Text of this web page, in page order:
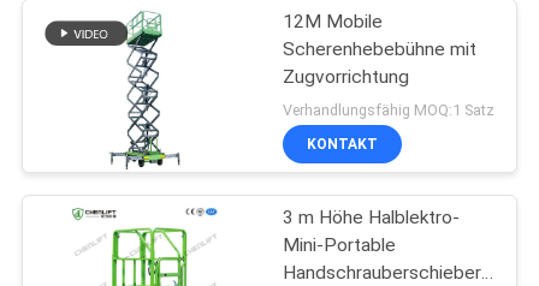
12M Mobile
Scherenhebebühne mit
Zugvorrichtung
Verhandlungsfähig MOQ:1 Satz
KONTAKT
3 m Höhe Halblektro-
Mini-Portable
Handschrauberschieber